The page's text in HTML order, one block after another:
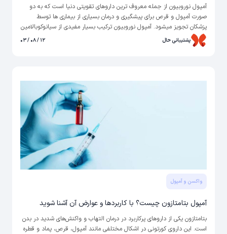
آمپول نوروبیون از جمله معروف ترین داروهای تقویتی دنیا است که به دو
صورت آمپول و قرص برای پیشگیری و درمان بسیاری از بیماری ها توسط
پزشکان تجویز میشود. آمپول نوروبیون ترکیب بسیار مفیدی از سیانوکوبالامین
(ویتامین B12)، پیریدوکسین (B6) و تیامین (B1) است.پشتیبانی حال ۱۲ / ۰۸ / ۰۳
واکسن و آمپول
آمپول بتامتازون چیست؟ با کاربردها و عوارض آن آشنا شوید
بتامتازون یکی از داروهای پرکاربرد در درمان التهاب و واکنش‌های شدید در بدن
است. این داروی کورتونی در اشکال مختلفی مانند آمپول، قرص، پماد و قطره